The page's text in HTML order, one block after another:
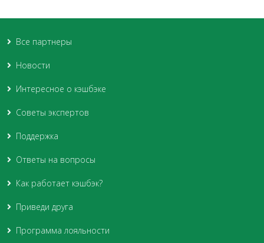
Все партнеры
Новости
Интересное о кэшбэке
Советы экспертов
Поддержка
Ответы на вопросы
Как работает кэшбэк?
Приведи друга
Программа лояльности